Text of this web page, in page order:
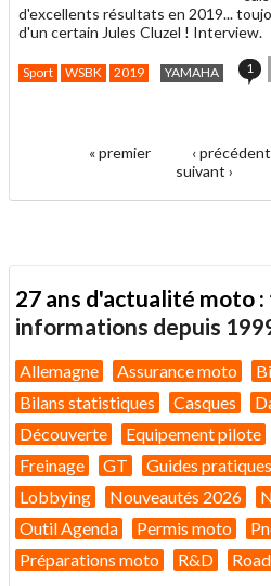
d'excellents résultats en 2019...
d'un certain Jules Cluzel ! Interview.
Sport WSBK 2019 YAMAHA 1
« premier ‹ précédent
suivant ›
27 ans d'actualité moto :
informations depuis
Allemagne Assurance moto
Bilans statistiques
Casques
Découverte
Equipement pilote
Freinage
GT Guides pratiques
Lobbying
Nouveautés 2026
Outil Agenda
Permis moto
Préparations moto
R&D